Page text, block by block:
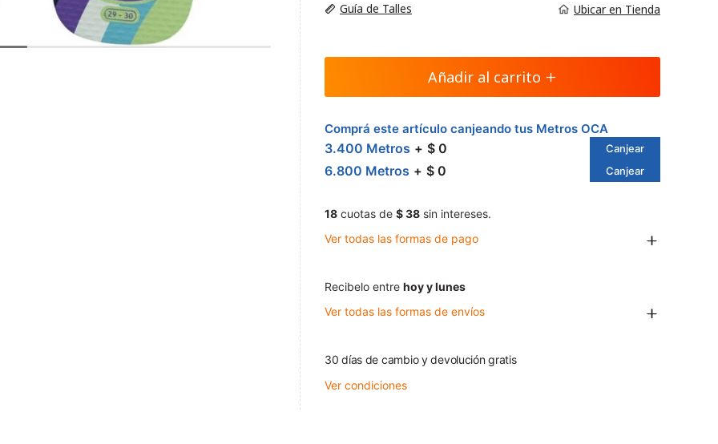
Guía de Talles Ubicar en Tienda
Añadir al carrito
Comprá este artículo canjeando tus Metros OCA
3.400 Metros $ 0 Canjear
6.800 Metros $ 0 Canjear
18 cuotas de $ 38 sin intereses.
Ver todas las formas de pago
Recibelo entre hoy y lunes
Ver todas las formas de envíos
30 días de cambio y devolución gratis
Ver condiciones